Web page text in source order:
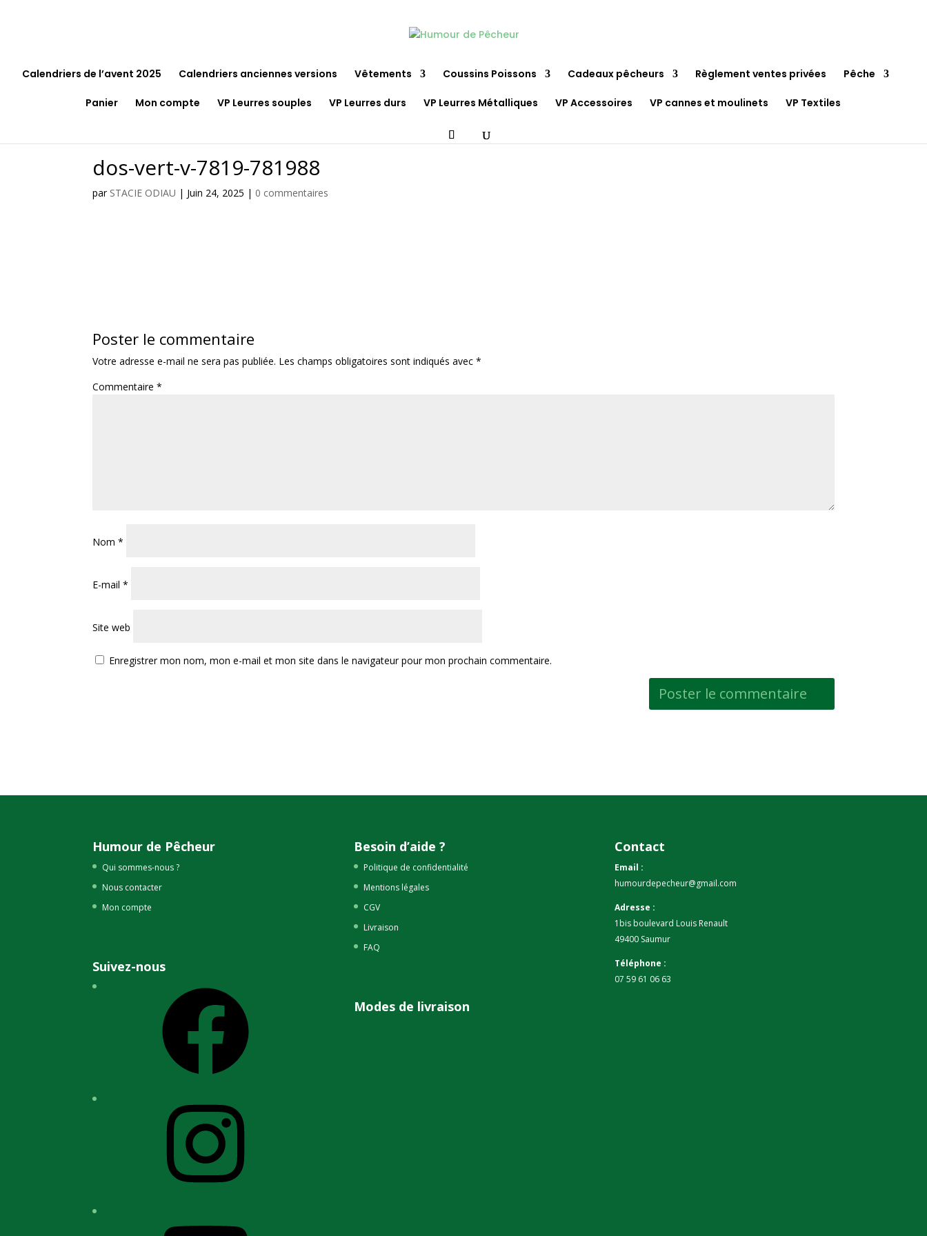
Calendriers de l’avent 2025 Calendriers anciennes versions Vêtements Coussins Poissons Cadeaux pêcheurs Règlement ventes privées Pêche
Panier Mon compte VP Leurres souples VP Leurres durs VP Leurres Métalliques VP Accessoires VP cannes et moulinets VP Textiles
dos-vert-v-7819-781988
par STACIE ODIAU | Juin 24, 2025 | 0 commentaires
Poster le commentaire
Votre adresse e-mail ne sera pas publiée. Les champs obligatoires sont indiqués avec*
Commentaire*
Nom*
E-mail*
Site web
Enregistrer mon nom, mon e-mail et mon site dans le navigateur pour mon prochain commentaire.
Humour de Pêcheur
Qui sommes-nous ?
Nous contacter
Mon compte
Suivez-nous
Besoin d’aide ?
Politique de confidentialité
Mentions légales
CGV
Livraison
FAQ
Modes de livraison
Contact
Email :
humourdepecheur@gmail.com
Adresse :
1bis boulevard Louis Renault
49400 Saumur
Téléphone :
07 59 61 06 63